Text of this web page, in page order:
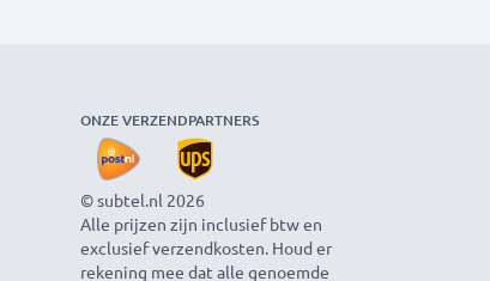
ONZE VERZENDPARTNERS
© subtel.nl 2026
Alle prijzen zijn inclusief btw en
exclusief verzendkosten. Houd er
rekening mee dat alle genoemde